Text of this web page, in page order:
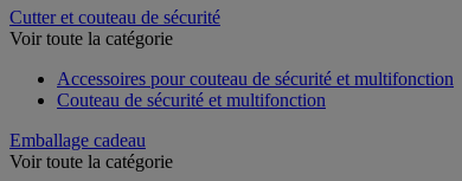
Cutter et couteau de sécurité
Voir toute la catégorie
Accessoires pour couteau de sécurité et multifonction
Couteau de sécurité et multifonction
Emballage cadeau
Voir toute la catégorie